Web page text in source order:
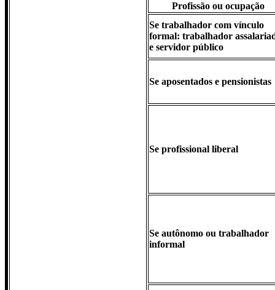
Profissão ou ocupação
Se trabalhador com vínculo
formal: trabalhador
e servidor público
Se aposentados e pensionistas
Se profissional liberal
Se autônomo ou trabalhador
informal